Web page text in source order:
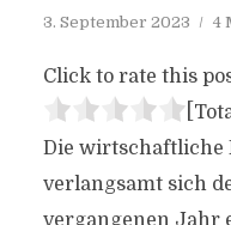
3. September 2023 4
Click to rate this
Die
verlangsamt sich
vergangenen Jahr